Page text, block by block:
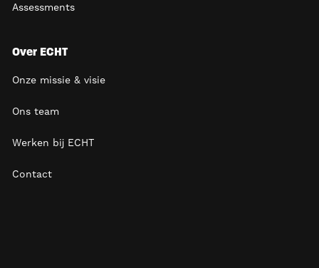
Assessments
Over ECHT
Onze missie & visie
Ons team
Werken bij ECHT
Contact